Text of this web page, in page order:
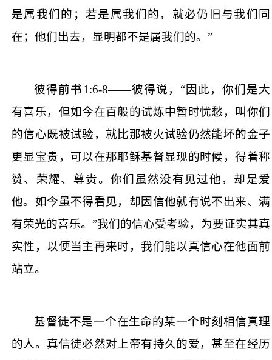
是属我们的；若是属我们的，就必仍旧与我们同
在；他们出去，显明都不是属我们的。”
彼得前书1:6-8——彼得说 ， “因 此，你们是大
有喜乐，但如今在百般的试炼中暂时忧愁 ， 叫你们
的信心既被试验，就比那被火试验仍然能坏的金子
更显宝贵 ， 可以在那耶稣基督显现的时候，得着称
赞、 荣耀、 尊贵。你们虽然没有见过他，却是爱
他。如今虽不得看见，却因信他就有说不出来、 满
有荣光的喜乐。 ”我们的信心受考验， 为要证实其真
实性， 以便当主再来时，我们能以真信心在他面前
站立。
基督徒不是一个在生命的某一个时刻 相信真理
的人。真信徒必然对上帝有持久的爱，甚至在经历